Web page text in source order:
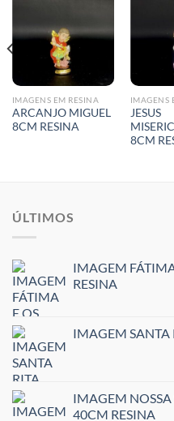
IMAGENS EM RESINA
ARCANJO MIGUEL
8CM RESINA
IMAGENS
JESUS
8CM
ÚLTIMOS
IMAGEM
RESINA
IMAGEM SANTA
IMAGEM NOSSA
40CM RESINA